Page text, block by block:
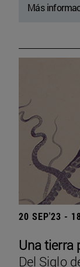
Más
20 SEP'23 -
Una tierra
Del Siglo